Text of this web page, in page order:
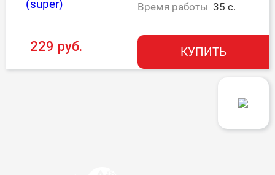
Время работы 35 с.
229 руб. КУПИТЬ